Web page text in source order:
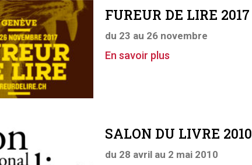
FUREUR DE LIRE 2017
du 23 au 26 novembre
En savoir plus
SALON DU LIVRE 2010
du 28 avril au 2 mai 2010